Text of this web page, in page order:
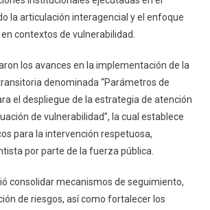
la articulación interagencial y el enfoque
contextos de vulnerabilidad.
los avances en la implementación de la
denominada “Parámetros de
el despliegue de la estrategia de atención
de vulnerabilidad”, la cual establece
para la intervención respetuosa,
por parte de la fuerza pública.
consolidar mecanismos de seguimiento,
de riesgos, así como fortalecer los